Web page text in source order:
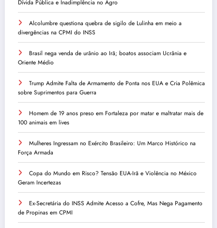
Dívida Pública e Inadimplência no Agro
Alcolumbre questiona quebra de sigilo de Lulinha em meio a
divergências na CPMI do INSS
Brasil nega venda de urânio ao Irã; boatos associam Ucrânia e
Oriente Médio
Trump Admite Falta de Armamento de Ponta nos EUA e Cria Polêmica
sobre Suprimentos para Guerra
Homem de 19 anos preso em Fortaleza por matar e maltratar mais de
100 animais em lives
Mulheres Ingressam no Exército Brasileiro: Um Marco Histórico na
Força Armada
Copa do Mundo em Risco? Tensão EUA-Irã e Violência no México
Geram Incertezas
Ex-Secretária do INSS Admite Acesso a Cofre, Mas Nega Pagamento
de Propinas em CPMI